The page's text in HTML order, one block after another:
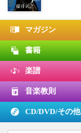
マガジン
書籍
楽譜
音楽教則
CD/DVD/その他